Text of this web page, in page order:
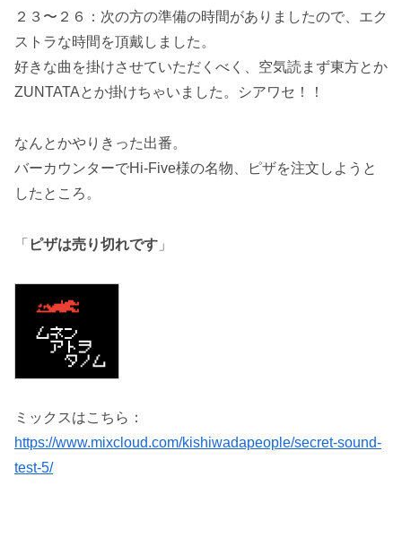
２３〜２６：次の方の準備の時間がありましたので、エク
ストラな時間を頂戴しました。
好きな曲を掛けさせていただくべく、空気読まず東方とか
ZUNTATAとか掛けちゃいました。シアワセ！！
なんとかやりきった出番。
バーカウンターでHi-Five様の名物、ピザを注文しようと
したところ。
「 ピザは売り切れです 」
ミックスはこちら：
https://www.mixcloud.com/kishiwadapeople/secret-sound-
test-5/